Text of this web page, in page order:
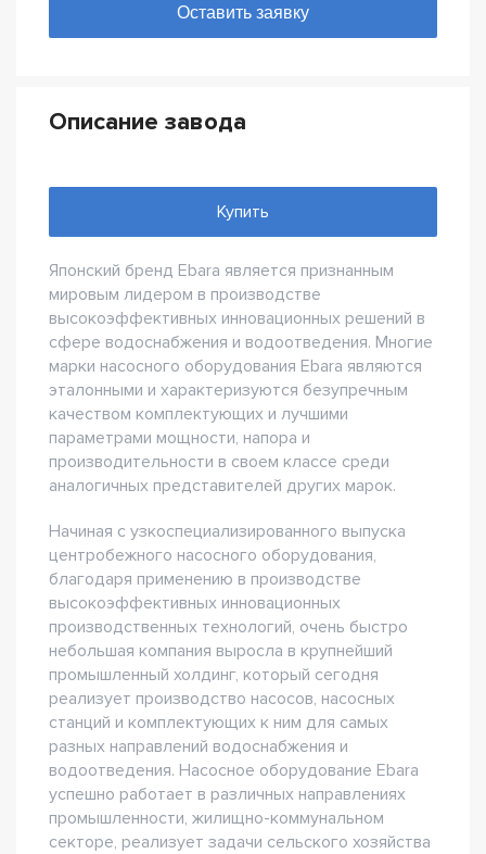
Описание завода
Купить
Японский бренд Ebara является признанным
мировым лидером в производстве
высокоэффективных инновационных решений в
сфере водоснабжения и водоотведения. Многие
марки насосного оборудования Ebara являются
эталонными и характеризуются безупречным
качеством комплектующих и лучшими
параметрами мощности, напора и
производительности в своем классе среди
аналогичных представителей других марок.
Начиная с узкоспециализированного выпуска
центробежного насосного оборудования,
благодаря применению в производстве
высокоэффективных инновационных
производственных технологий, очень быстро
небольшая компания выросла в крупнейший
промышленный холдинг, который сегодня
реализует производство насосов, насосных
станций и комплектующих к ним для самых
разных направлений водоснабжения и
водоотведения. Насосное оборудование Ebara
успешно работает в различных направлениях
промышленности, жилищно-коммунальном
секторе, реализует задачи сельского хозяйства